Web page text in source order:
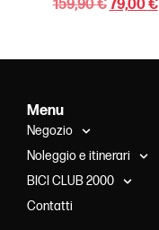
159,90€79,00€
Menu
Negozio
Noleggio e itinerari
BICI CLUB 2000
Contatti